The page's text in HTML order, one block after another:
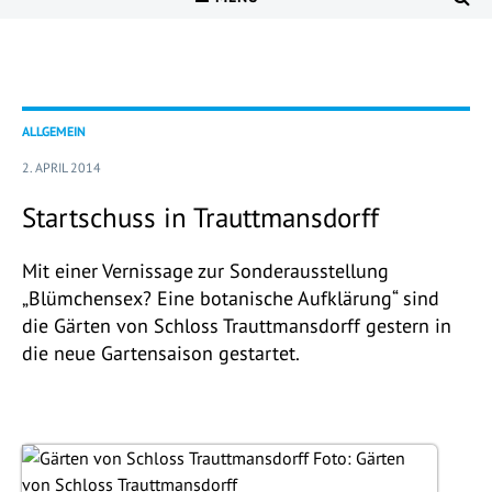
ALLGEMEIN
2. APRIL 2014
Startschuss in Trauttmansdorff
Mit einer Vernissage zur Sonderausstellung
„Blümchensex? Eine botanische Aufklärung“ sind
die Gärten von Schloss Trauttmansdorff gestern in
die neue Gartensaison gestartet.